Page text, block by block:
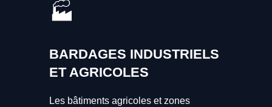
🏭
BARDAGES INDUSTRIELS
ET AGRICOLES
Les bâtiments agricoles et zones